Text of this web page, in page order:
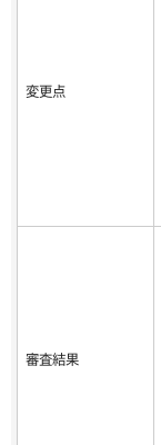
変更点
審査結果